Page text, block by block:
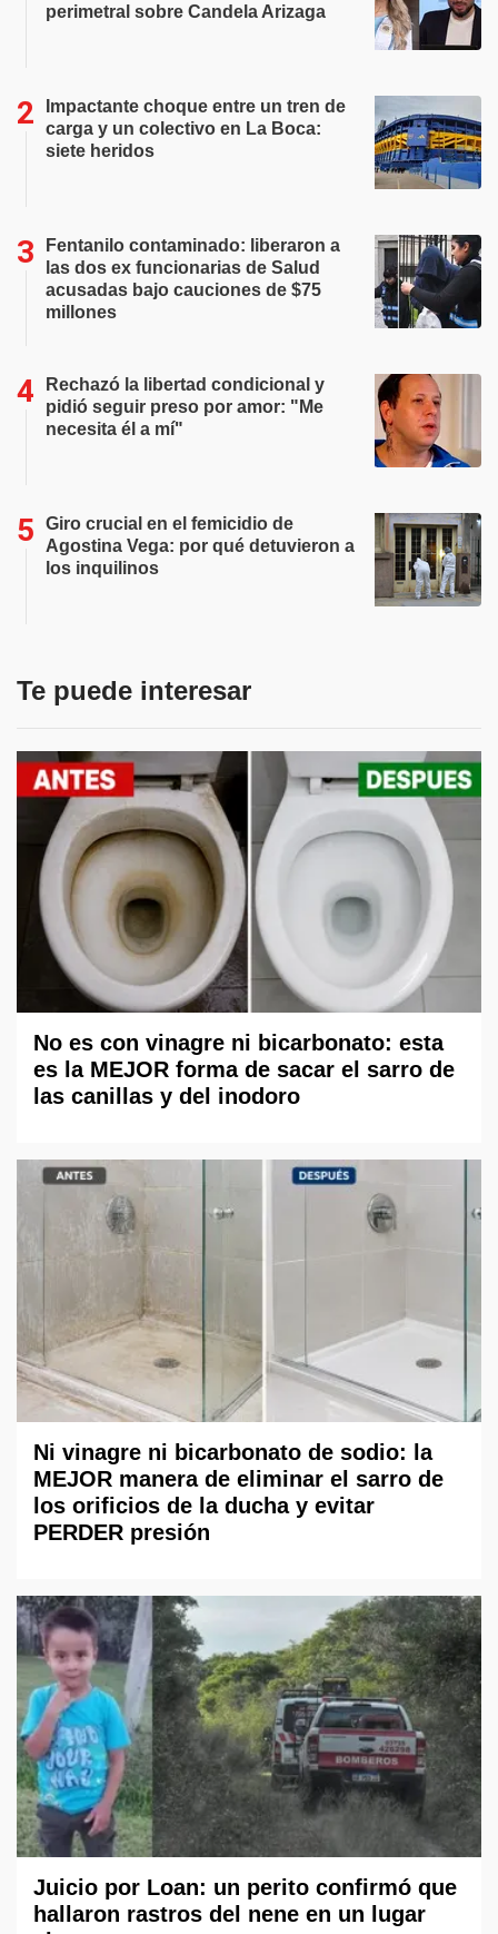
perimetral sobre Candela Arizaga
Impactante choque entre un tren de
carga y un colectivo en La Boca:
siete heridos
Fentanilo contaminado: liberaron a
las dos ex funcionarias de Salud
acusadas bajo cauciones de $75
millones
Rechazó la libertad condicional y
pidió seguir preso por amor: "Me
necesita él a mí"
Giro crucial en el femicidio de
Agostina Vega: por qué detuvieron a
los inquilinos
Te puede interesar
No es con vinagre ni bicarbonato: esta
es la MEJOR forma de sacar el sarro de
las canillas y del inodoro
Ni vinagre ni bicarbonato de sodio: la
MEJOR manera de eliminar el sarro de
los orificios de la ducha y evitar
PERDER presión
Juicio por Loan: un perito confirmó que
hallaron rastros del nene en un lugar